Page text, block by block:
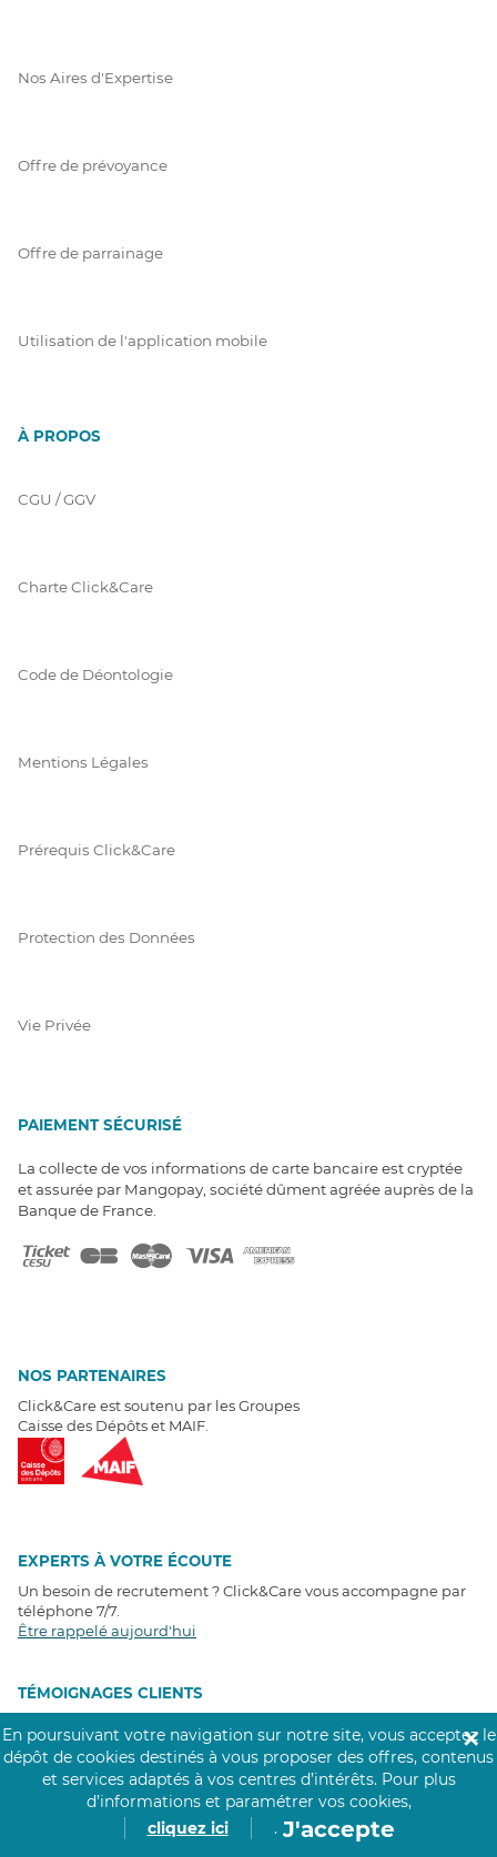
Nos Aires d'Expertise
Offre de prévoyance
Offre de parrainage
Utilisation de l'application mobile
À PROPOS
CGU / GGV
Charte Click&Care
Code de Déontologie
Mentions Légales
Prérequis Click&Care
Protection des Données
Vie Privée
PAIEMENT SÉCURISÉ
La collecte de vos informations de carte bancaire est cryptée
et assurée par Mangopay, société dûment agréée auprès de la
Banque de France.
NOS PARTENAIRES
Click&Care est soutenu par les Groupes
Caisse des Dépôts et MAIF.
EXPERTS À VOTRE ÉCOUTE
Un besoin de recrutement ? Click&Care vous accompagne par
téléphone 7/7
Être rappelé aujourd'hui
TÉMOIGNAGES CLIENTS
4,6/5
Avis clientsrécoltés sur
Google
En poursuivant votre navigation sur notre site, vous acceptez le
dépôt de cookies destinés à vous proposer des offres, contenus
et services adaptés à vos centres d’intérêts. Pour plus
d’informations et paramétrer vos cookies,
cliquez ici
. J'accepte
✕